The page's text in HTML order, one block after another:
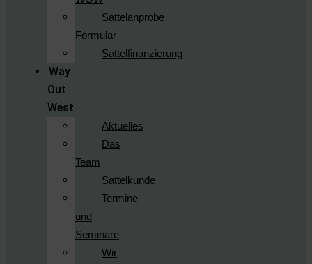
Sattelanprobe
Formular
Sattelfinanzierung
Way
Out
West
Aktuelles
Das
Team
Sattelkunde
Termine
und
Seminare
Wir